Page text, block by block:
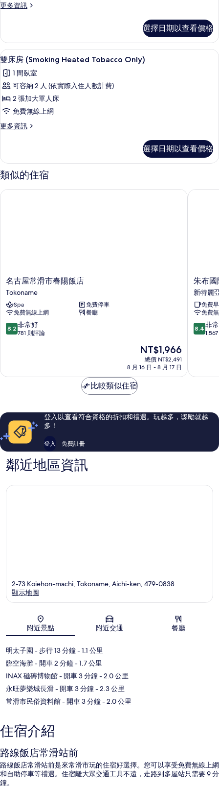
(Semidouble
Only)
的
所
有
相
片
更多資訊
更
客
房
(Semidouble
Tobacco
Only)
詳
情
選擇日期以查看價格
顯
示
雙
床
房
(Smoking
Heated
的
所
有
1
雙床房 (Smoking Heated Tobacco Only)
1 間臥室
可容納 2 人 (依實際入住人數計費)
2 張加大單人床
免費無線上網
更多資訊
更
房
(Smoking
Heated
Tobacco
Only)
選擇日期以查看價格
類似的住宿
名
古
屋
常
滑
市
春
名古屋常滑市春陽飯店
Tokoname
Spa
免費停車
免費無線上網
餐廳
8.2
分，
非
則
評
8.2 非常好
781 則評論
現
在
價
NT$1,966
總價 NT$2,491
8 月 16 日 - 8 月 17 日
名古屋常滑市春陽飯店
朱
布
國
際
機
場
1
新
朱布國
新特麗
免費
免費
8.4
分，
非
則
評
8.4 非
朱布國
比較類似住宿
登入以查看符合資格的折扣和禮遇。玩越多，獎勵就越
多！
登入 免費註冊
鄰近地區資訊
地圖
2-73 Koiehon-machi, Tokoname, Aichi-ken, 479-0838
顯示地圖
附近景點 附近交通 餐廳
明太子園 - 步行 13 分鐘- 1.1 公里
臨空海灘- 開車 2 分鐘- 1.7 公里
INAX 磁磚博物館- 開車 3 分鐘- 2.0 公里
永旺夢樂城長滑- 開車 3 分鐘- 2.3 公里
常滑市民俗資料館- 開車 3 分鐘- 2.0 公里
住宿介紹
路線飯店常滑站前
路線飯店常滑站前是來常滑市玩的住宿好選擇。您可以享受免費無線上網
和自助停車等禮遇。住宿離大眾交通工具不遠，走路到多屋站只需要 9 分
鐘。